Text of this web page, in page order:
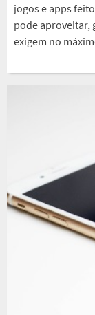
jogos e apps
pode aproveitar,
exigem no